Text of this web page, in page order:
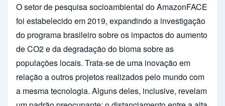
O setor de pesquisa socioambiental do AmazonFACE
foi estabelecido em 2019, expandindo a investigação
do programa brasileiro sobre os impactos do aumento
de CO2 e da degradação do bioma sobre as
populações locais. Trata-se de uma inovação em
relação a outros projetos realizados pelo mundo com
a mesma tecnologia. Alguns deles, inclusive, revelam